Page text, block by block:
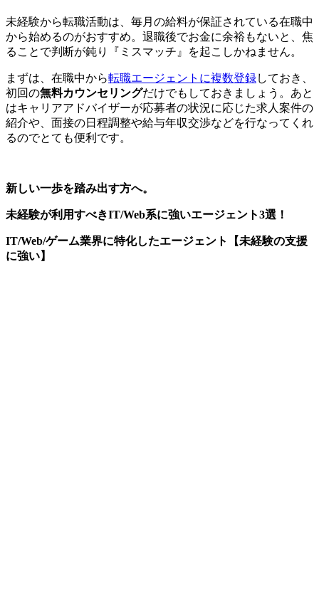
未経験から転職活動は、 毎月の給料が保証されている在職中
から始めるのがおすすめ。退職後でお金に余裕もないと、焦
ることで判断が鈍り『ミスマッチ』を起こしかねません。
まずは、在職中から転職エージェントに複数登録しておき、
初回の無料カウンセリングだけでもしておきましょう。あと
はキャリアアドバイザーが応募者の状況に応じた求人案件の
紹介や、面接の日程調整や給与年収交渉などを行なってくれ
るのでとても便利です。
新しい一歩を踏み出す方へ。
未経験が利用すべきIT/Web系に強いエージェント3選！
IT/Web/ゲーム業界に特化したエージェント【未経験の支援
に強い】